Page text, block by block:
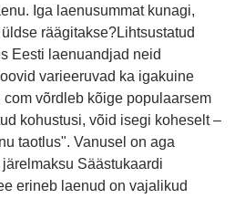
Iga laenusummat kunagi,
räägitakse?Lihtsustatud
Eesti laenuandjad neid
varieeruvad ka igakuine
com võrdleb kõige populaarsem
kohustusi, võid isegi koheselt –
taotlus". Vanusel on aga
Säästukaardi
erineb laenud on vajalikud